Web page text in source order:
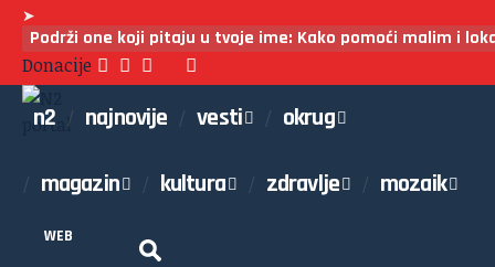
➤
Podrži one koji pitaju u tvoje ime: Kako pomoći malim i
Donacije
n2 najnovije vesti okrug
magazin kultura zdravlje mozaik
WEB